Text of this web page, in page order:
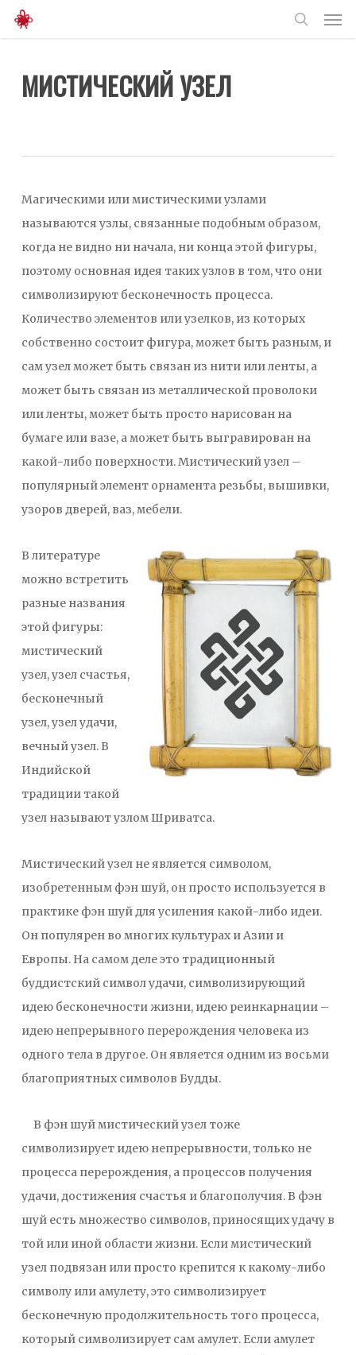
Skip
contentМИСТИЧЕСКИЙ УЗЕЛ
Магическими или мистическими узлами
называются узлы, связанные подобным образом,
когда не видно ни начала, ни конца этой фигуры,
поэтому основная идея таких узлов в том, что они
символизируют бесконечность процесса.
Количество элементов или узелков, из которых
собственно состоит фигура, может быть разным, и
сам узел может быть связан из нити или ленты, а
может быть связан из металлической проволоки
или ленты, может быть просто нарисован на
бумаге или вазе, а может быть выгравирован на
какой-либо поверхности. Мистический узел –
популярный элемент орнамента резьбы, вышивки,
узоров дверей, ваз, мебели.
В литературе
можно встретить
разные названия
этой фигуры:
мистический
узел, узел счастья,
бесконечный
узел, узел удачи,
вечный узел. В
Индийской
традиции такой
узел называют узлом Шриватса.
Мистический узел не является символом,
изобретенным фэн шуй, он просто используется в
практике фэн шуй для усиления какой-либо идеи.
Он популярен во многих культурах и Азии и
Европы. На самом деле это традиционный
буддистский символ удачи, символизирующий
идею бесконечности жизни, идею реинкарнации –
идею непрерывного перерождения человека из
одного тела в другое. Он является одним из восьми
благоприятных символов Будды.
В фэн шуй мистический узел тоже
символизирует идею непрерывности, только не
процесса перерождения, а процессов получения
удачи, достижения счастья и благополучия. В фэн
шуй есть множество символов, приносящих удачу в
той или иной области жизни. Если мистический
узел подвязан или просто крепится к какому-либо
символу или амулету, это символизирует
бесконечную продолжительность того процесса,
который символизирует сам амулет. Если амулет